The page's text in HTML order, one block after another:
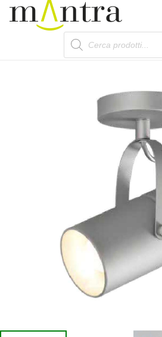
Products
search